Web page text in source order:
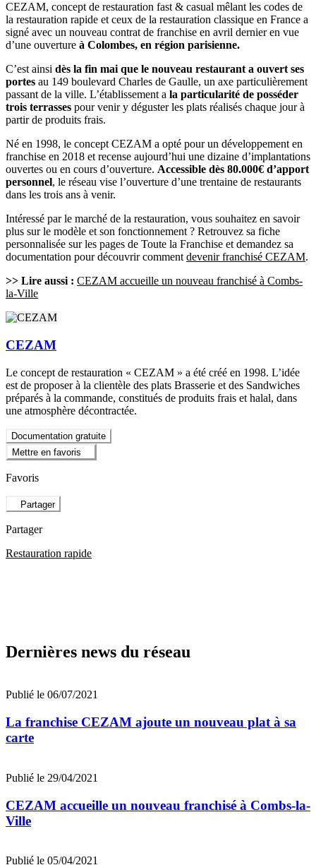
CEZAM, concept de restauration fast & casual mêlant les codes de
la restauration rapide et ceux de la restauration classique en France a
signé avec un nouveau contrat de franchise en avril dernier en vue
d’une ouverture à Colombes, en région parisienne.
C’est ainsi dès la fin mai que le nouveau restaurant a ouvert ses
portes au 149 boulevard Charles de Gaulle, un axe particulièrement
passant de la ville. L’établissement a la particularité de posséder
trois terrasses pour venir y déguster les plats réalisés chaque jour à
partir de produits frais.
Né en 1998, le concept CEZAM a opté pour un développement en
franchise en 2018 et recense aujourd’hui une dizaine d’implantations
ouvertes ou en cours d’ouverture. Accessible dès 80.000€ d’apport
personnel, le réseau vise l’ouverture d’une trentaine de restaurants
dans les trois ans à venir.
Intéressé par le marché de la restauration, vous souhaitez en savoir
plus sur le modèle et son fonctionnement ? Retrouvez sa fiche
personnalisée sur les pages de Toute la Franchise et demandez sa
documentation pour découvrir commentdevenir franchisé CEZAM.
>> Lire aussi : CEZAM accueille un nouveau franchisé à Combs-
la-Ville
CEZAM
Le concept de restauration « CEZAM » a été créé en 1998. L’idée
est de proposer à la clientèle des plats Brasserie et des Sandwiches
préparés à la commande, constitués de produits frais et halal, dans
une atmosphère décontractée.
Documentation gratuite
Mettre en favoris
Favoris
Partager
Partager
Restauration rapide
Dernières news du réseau
Publié le 06/07/2021
La franchise CEZAM ajoute un nouveau plat à sa
carte
Publié le 29/04/2021
CEZAM accueille un nouveau franchisé à Combs-la-
Ville
Publié le 05/04/2021